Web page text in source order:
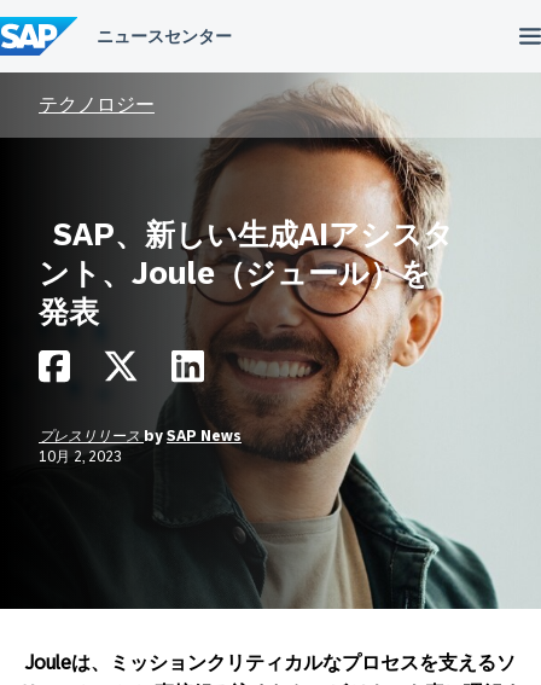
ン
テ
ン
テクノロジー
SAP、新しい生成AIアシスタ
ント、Joule（ジュール）を
発表
プレスリリースby SAP News
10月 2, 2023
Jouleは、
ミッションクリティカルなプロセスを支えるソ